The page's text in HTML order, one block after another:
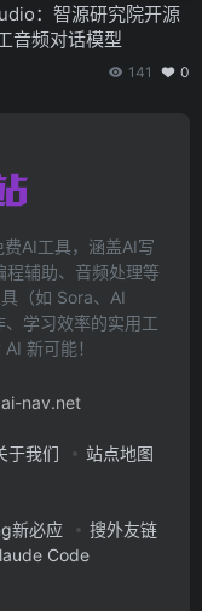
：智源研究院开源
音频对话模型
141 0
AI工具，涵盖AI写
程辅助、音频处理等
（如 Sora、AI
学习效率的实用工
新可能！
nav.net
于我们
站点地图
新必应
搜外友链
Code